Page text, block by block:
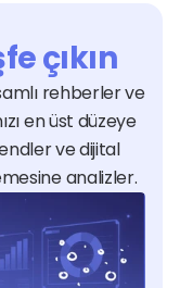
çıkın
rehberler ve
en üst düzeye
ve dijital
analizler.